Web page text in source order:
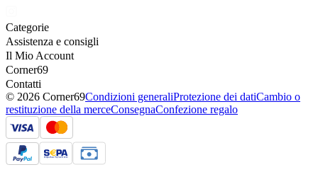
Categorie
Assistenza e consigli
Il Mio Account
Corner69
Contatti
© 2026 Corner69Condizioni generaliProtezione dei datiCambio o
restituzione della merceConsegnaConfezione regalo